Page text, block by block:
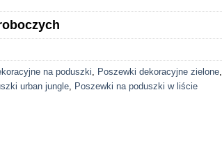
na poduszki, Poszewki dekoracyjne zielone,
urban jungle, Poszewki na poduszki w liście